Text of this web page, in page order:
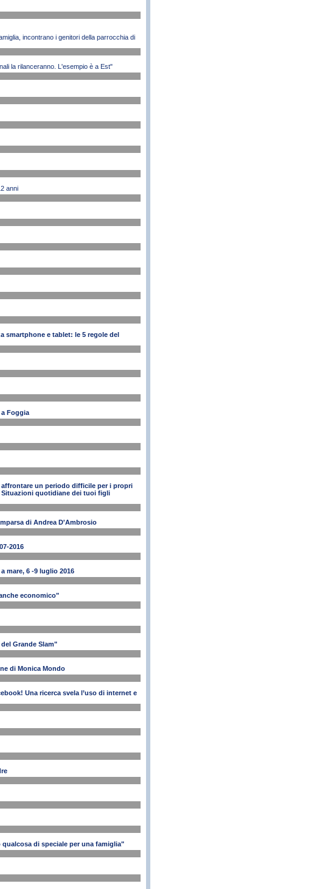
incontrano i genitori della parrocchia di
la rilanceranno. L'esempio è a Est"
anni
smartphone e tablet: le 5 regole del
Foggia
un periodo difficile per i propri
quotidiane dei tuoi figli
di Andrea D'Ambrosio
2016
mare, 6 -9 luglio 2016
economico"
Grande Slam"
di Monica Mondo
Una ricerca svela l’uso di internet e
di speciale per una famiglia"